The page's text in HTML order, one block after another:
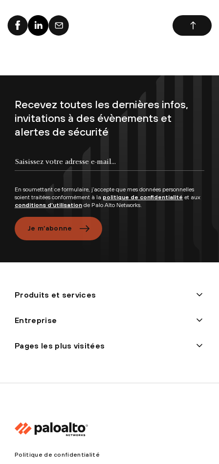
Recevez toutes les dernières infos,
invitations à des évènements et
alertes de sécurité
En soumettant ce formulaire, j’accepte que mes données personnelles
soient traitées conformément à la politique de confidentialité et aux
conditions d’utilisation de Palo Alto Networks.
Je m’abonne
Produits et services
Entreprise
Pages les plus visitées
Politique de confidentialité